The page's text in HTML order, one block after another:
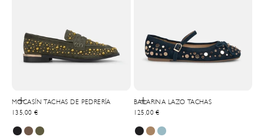
Elige opciones
MOCASÍN TACHAS DE PEDRERÍA
Precio de oferta
135,00 €
Elige opciones
BAILARINA LAZO TACHAS
Precio de oferta
125,00 €